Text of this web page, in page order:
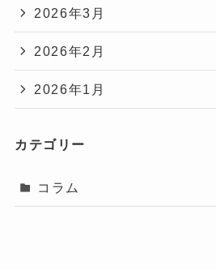
2026年3月
2026年2月
2026年1月
カテゴリー
コラム